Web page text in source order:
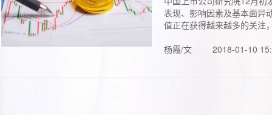
表现、影响因素及基本面异
值正在获得越来越多的关注
杨霞/文
2018-01-10